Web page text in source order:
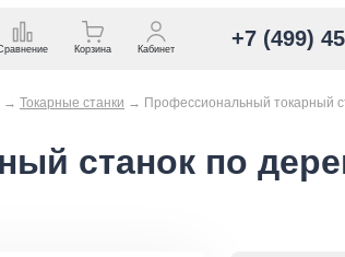
Корзина Кабинет +7 (499)
→ Токарные станки → Профессиональный токарный
станок по